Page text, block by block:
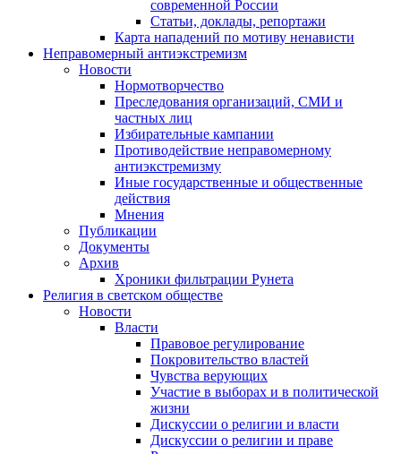
современной России
Статьи, доклады, репортажи
Карта нападений по мотиву ненависти
Неправомерный антиэкстремизм
Новости
Нормотворчество
Преследования организаций, СМИ и
частных лиц
Избирательные кампании
Противодействие неправомерному
антиэкстремизму
Иные государственные и общественные
действия
Мнения
Публикации
Документы
Архив
Хроники фильтрации Рунета
Религия в светском обществе
Новости
Власти
Правовое регулирование
Покровительство властей
Чувства верующих
Участие в выборах и в политической
жизни
Дискуссии о религии и власти
Дискуссии о религии и праве